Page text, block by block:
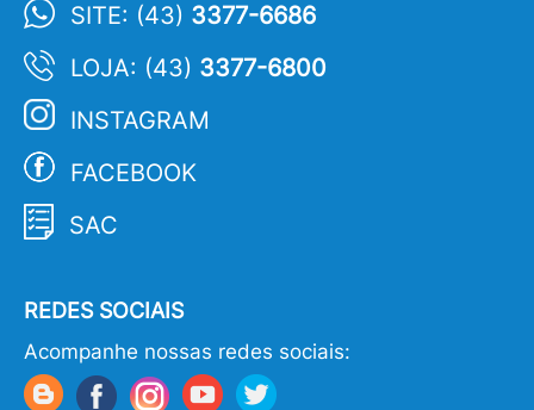
SITE: (43) 3377-6686
LOJA: (43) 3377-6800
INSTAGRAM
FACEBOOK
SAC
REDES SOCIAIS
Acompanhe nossas redes sociais: